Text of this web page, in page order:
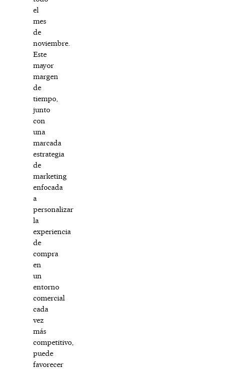
el
mes
de
noviembre.
Este
mayor
margen
de
tiempo,
junto
con
una
marcada
estrategia
de
marketing
enfocada
a
personalizar
la
experiencia
de
compra
en
un
entorno
comercial
cada
vez
más
competitivo,
puede
favorecer